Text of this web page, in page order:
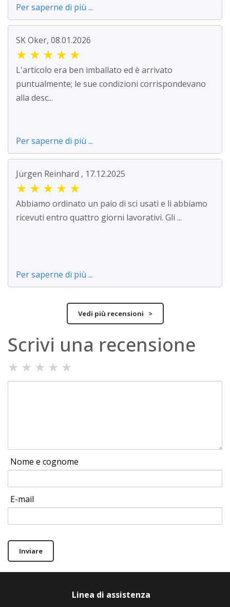
Per saperne di più ...
SK Oker, 08.01.2026
★ ★ ★ ★ ★
L'articolo era ben imballato ed è arrivato
puntualmente; le sue condizioni corrispondevano
alla desc...
Per saperne di più ...
Jürgen Reinhard , 17.12.2025
★ ★ ★ ★ ★
Abbiamo ordinato un paio di sci usati e li abbiamo
ricevuti entro quattro giorni lavorativi. Gli ...
Per saperne di più ...
Vedi più recensioni >
Scrivi una recensione
★ ★ ★ ★ ★
Nome e cognome
E-mail
Inviare
Linea di assistenza